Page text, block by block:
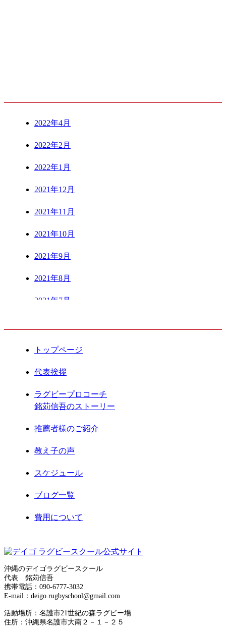
2022年4月
2022年2月
2022年1月
2021年12月
2021年11月
2021年10月
2021年9月
2021年8月
2021年7月
2021年5月
2021年4月
2021年3月
2021年2月
2021年1月
2020年12月
2020年11月
2020年8月
2020年7月
2020年5月
2020年4月
2020年3月
トップページ
代表挨拶
ラグビープロコーチ
銘苅信吾のストーリー
推薦者様のご紹介
教え子の声
スケジュール
ブログ一覧
費用について
運営者情報
沖縄のデイゴラグビースクール
代表 銘苅信吾
携帯電話：090-6777-3032
E-mail：deigo.rugbyschool@gmail.com
活動場所：名護市21世紀の森ラグビー場
住所：沖縄県名護市大南２－１－２５